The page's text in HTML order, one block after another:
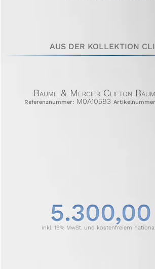
AUS DER KOLLEKTION
Baume & Mercier Clifton
Referenznummer: M0A10593
inkl. 19% MwSt. und kostenfreiem